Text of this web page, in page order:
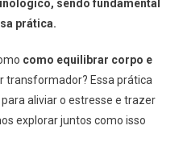
sendo fundamental
prática.
como equilibrar corpo e
transformador? Essa prática
aliviar o estresse e trazer
explorar juntos como isso